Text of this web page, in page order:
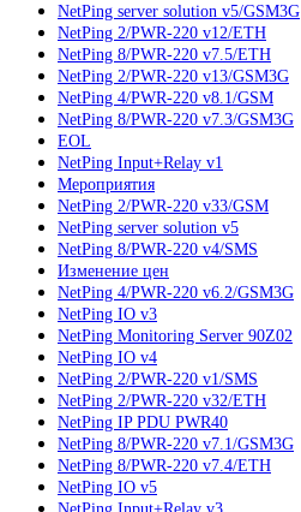
NetPing server solution v5/GSM3G
NetPing 2/PWR-220 v12/ETH
NetPing 8/PWR-220 v7.5/ETH
NetPing 2/PWR-220 v13/GSM3G
NetPing 4/PWR-220 v8.1/GSM
NetPing 8/PWR-220 v7.3/GSM3G
EOL
NetPing Input+Relay v1
Мероприятия
NetPing 2/PWR-220 v33/GSM
NetPing server solution v5
NetPing 8/PWR-220 v4/SMS
Изменение цен
NetPing 4/PWR-220 v6.2/GSM3G
NetPing IO v3
NetPing Monitoring Server 90Z02
NetPing IO v4
NetPing 2/PWR-220 v1/SMS
NetPing 2/PWR-220 v32/ETH
NetPing IP PDU PWR40
NetPing 8/PWR-220 v7.1/GSM3G
NetPing 8/PWR-220 v7.4/ETH
NetPing IO v5